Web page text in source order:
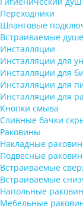
Переходники
Шланговые
Встраиваемые
Инсталляции
Инсталляции для
Инсталляции для
Инсталляции для
Инсталляции для
Кнопки смыва
Сливные бачки
Раковины
Накладные
Подвесные
Встраиваемые
Встраиваемые
Напольные
Мебельные